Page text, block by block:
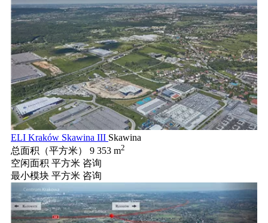
ELI Kraków Skawina III Skawina
总面积（平方米）
9 353 m2
空闲面积 平方米 咨询
最小模块 平方米 咨询